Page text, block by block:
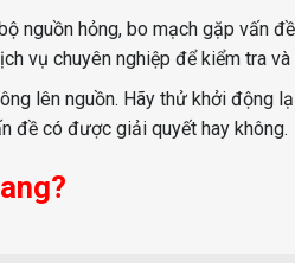
nguồn hỏng, bo mạch gặp vấn
vụ chuyên nghiệp để kiểm tra
lên nguồn. Hãy thử khởi động
đề có được giải quyết hay không.